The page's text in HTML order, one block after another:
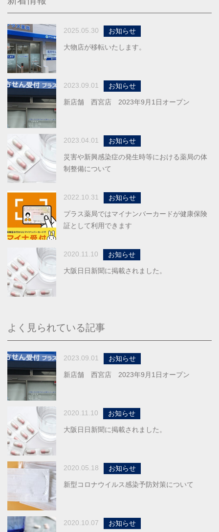
2025.05.30 お知らせ
大物店が移転いたします。
2023.09.01 お知らせ
新店舗 西宮店 2023年9月1日オープン
2023.04.01 お知らせ
災害や新興感染症の発生時等における薬局の体
制整備について
2022.10.31 お知らせ
プラス薬局ではマイナンバーカードが健康保険
証として利用できます
2020.11.10 お知らせ
大阪日日新聞に掲載されました。
よく見られている記事
2023.09.01 お知らせ
新店舗 西宮店 2023年9月1日オープン
2020.11.10 お知らせ
大阪日日新聞に掲載されました。
2020.05.18 お知らせ
新型コロナウイルス感染予防対策について
2020.10.07 お知らせ